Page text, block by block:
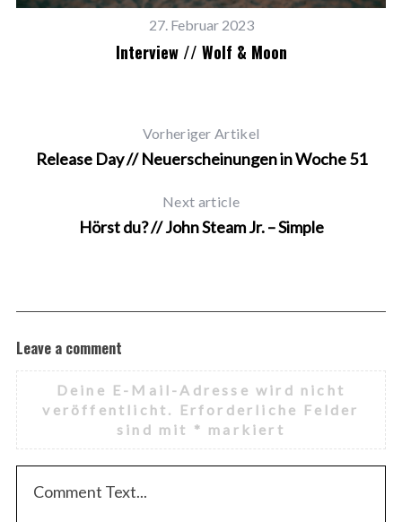
27. Februar 2023
Interview // Wolf & Moon
Vorheriger Artikel
Release Day // Neuerscheinungen in Woche 51
Next article
Hörst du? // John Steam Jr. – Simple
Leave a comment
Deine E-Mail-Adresse wird nicht
veröffentlicht.
Erforderliche Felder
sind mit * markiert